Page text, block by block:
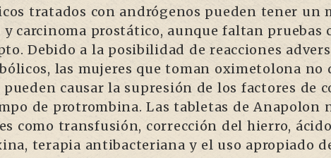
tratados con andrógenos pueden tener un
carcinoma prostático, aunque faltan pruebas
Debido a la posibilidad de reacciones
las mujeres que toman oximetolona no
causar la supresión de los factores de
de protrombina. Las tabletas de Anapolon
como transfusión, corrección del hierro,
terapia antibacteriana y el uso apropiado